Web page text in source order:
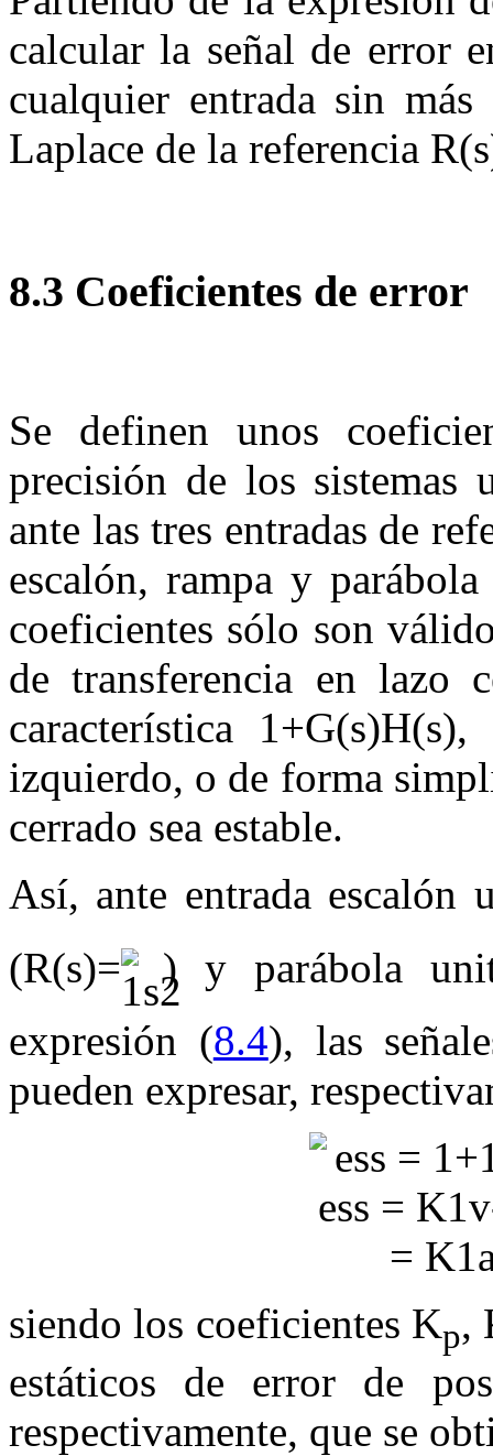
calcular la señal de error
cualquier entrada sin
Laplace de la referencia R(s
8.3 Coeficientes de error
Se definen unos
precisión de los
ante las tres entradas de
escalón, rampa y
coeficientes sólo son
de transferencia en lazo
característica 1+G(s)H(s),
izquierdo, o de forma
cerrado sea estable.
Así, ante entrada escalón
(R(s)=
) y parábola
expresión (8.4), las
pueden expresar,
siendo los coeficientes Kp,
estáticos de error de
respectivamente, que se